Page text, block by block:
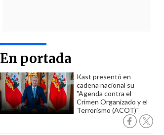
En portada
Kast presentó en
cadena nacional su
"Agenda contra el
Crimen Organizado y el
Terrorismo (ACOT)"